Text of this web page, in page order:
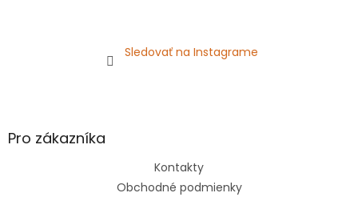
Sledovať na Instagrame
Pro zákazníka
Kontakty
Obchodné podmienky